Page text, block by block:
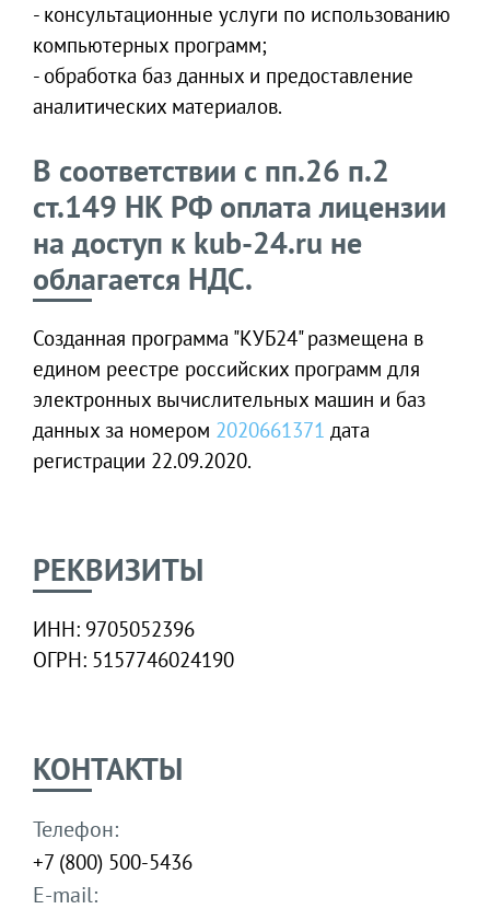
- консультационные услуги по использованию
компьютерных программ;
- обработка баз данных и предоставление
аналитических материалов.
В соответствии с пп.26 п.2
ст.149 НК РФ оплата лицензии
на доступ к kub-24.ru не
облагается НДС.
Созданная программа "КУБ24" размещена в
едином реестре российских программ для
электронных вычислительных машин и баз
данных за номером 2020661371 дата
регистрации 22.09.2020.
РЕКВИЗИТЫ
ИНН: 9705052396
ОГРН: 5157746024190
КОНТАКТЫ
Телефон:
+7 (800) 500-5436
E-mail: